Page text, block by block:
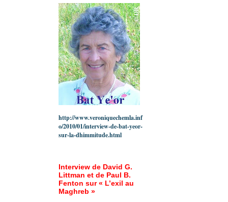
http://www.veroniquechemla.inf
o/2010/01/interview-de-bat-yeor-
sur-la-dhimmitude.html
Interview de David G.
Littman et de Paul B.
Fenton sur « L’exil au
Maghreb »